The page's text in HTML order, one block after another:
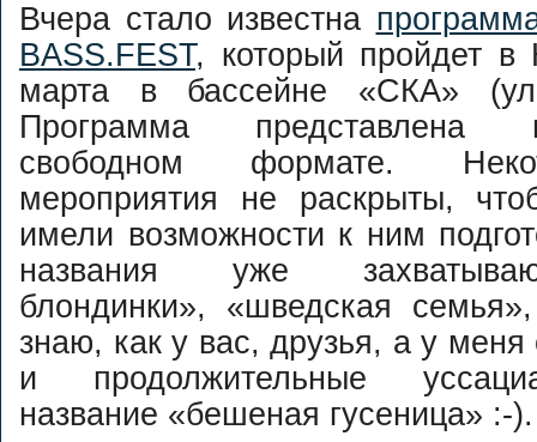
подкрадывается к
На этот раз
подкралась в
письма от
японочки ... Далее...
Спасработы
Ушайке 2016. Анонс
[caption
id="attachment_3043"
align="alignnone"
width="615"]
как клюет то
[/caption] 16-17
2016 на Ушайке
Академгородка
соревнования
спасработам на
памяти
Буря в стакане
Вчера стало известна
BASS.FEST, который пройдет в
марта в бассейне «СКА»
Программа представлена
свободном формате.
мероприятия не раскрыты,
имели возможности к ним
названия уже
блондинки», «шведская
знаю, как у вас, друзья, а у
и продолжительные
название «бешеная гусеница» :-